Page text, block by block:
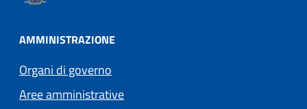
AMMINISTRAZIONE
Organi di governo
Aree amministrative